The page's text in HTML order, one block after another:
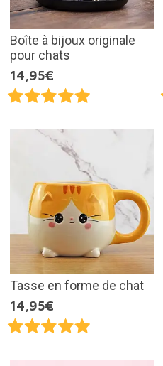
Boîte à bijoux originale
pour chats
14,95€
Tasse en forme de chat
14,95€